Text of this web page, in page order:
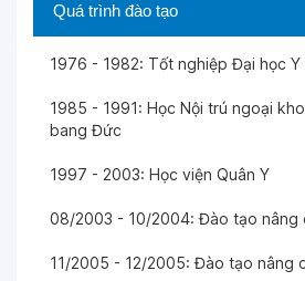
Quá trình đào tạo
1976 - 1982: Tốt nghiệp Đại học Y
1985 - 1991: Học Nội trú ngoại
bang Đức
1997 - 2003: Học viện Quân Y
08/2003 - 10/2004: Đào tạo nâng
11/2005 - 12/2005: Đào tạo nâng